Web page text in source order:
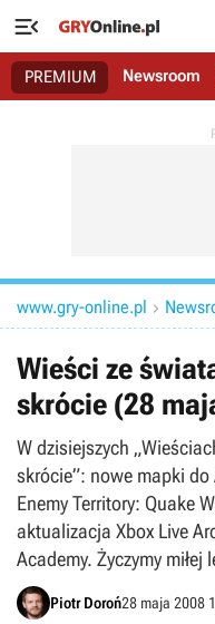

PREMIUM Newsroom
www.gry-online.pl 
Wieści ze
skrócie (28
W dzisiejszych
skrócie”: nowe mapki
Enemy Territory: Quake
aktualizacja Xbox Live
Academy. Życzymy miłej
Piotr Doroń28 maja 2008